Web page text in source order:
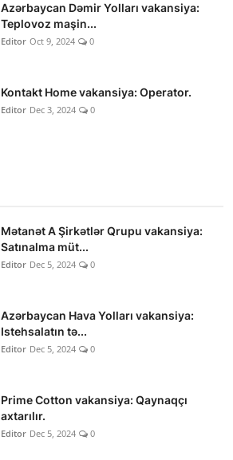
Azərbaycan Dəmir Yolları vakansiya:
Teplovoz maşin...
Editor Oct 9, 2024 0
Kontakt Home vakansiya: Operator.
Editor Dec 3, 2024 0
Mətanət A Şirkətlər Qrupu vakansiya:
Satınalma müt...
Editor Dec 5, 2024 0
Azərbaycan Hava Yolları vakansiya:
Istehsalatın tə...
Editor Dec 5, 2024 0
Prime Cotton vakansiya: Qaynaqçı
axtarılır.
Editor Dec 5, 2024 0